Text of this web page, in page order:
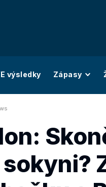
výsledky Zápasy